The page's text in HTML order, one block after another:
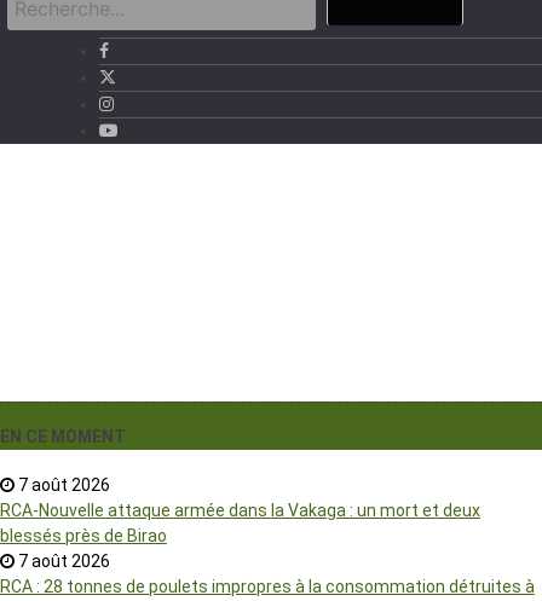
EN CE MOMENT
7 août 2026
RCA-Nouvelle attaque armée dans la Vakaga : un mort et deux
blessés près de Birao
7 août 2026
RCA : 28 tonnes de poulets impropres à la consommation détruites à